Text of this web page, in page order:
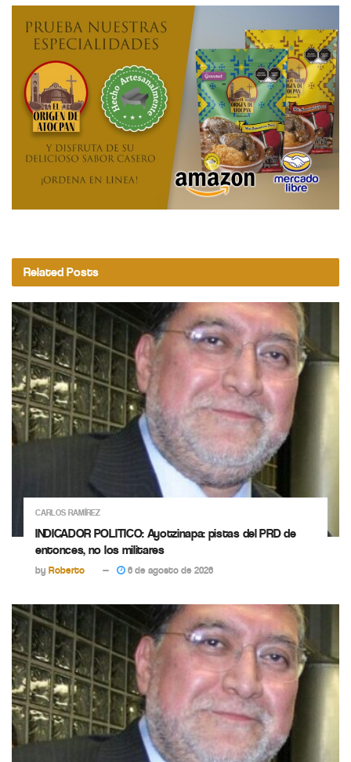
Related Posts
CARLOS RAMÍREZ
INDICADOR POLITICO: Ayotzinapa: pistas del PRD de
entonces, no los militares
by Roberto 6 de agosto de 2026